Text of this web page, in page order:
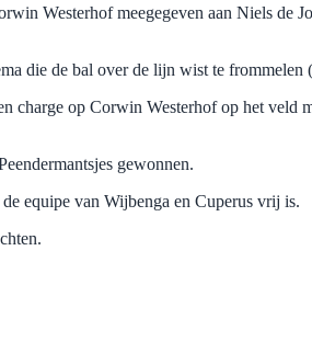
Westerhof meegegeven aan Niels de
die de bal over de lijn wist te frommelen
charge op Corwin Westerhof op het
gewonnen.
equipe van Wijbenga en Cuperus vrij is.